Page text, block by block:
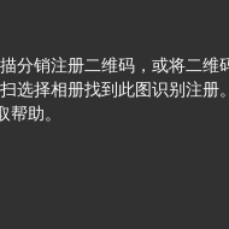
分销注册二维码，或将二维
选择相册找到此图识别注册
帮助。